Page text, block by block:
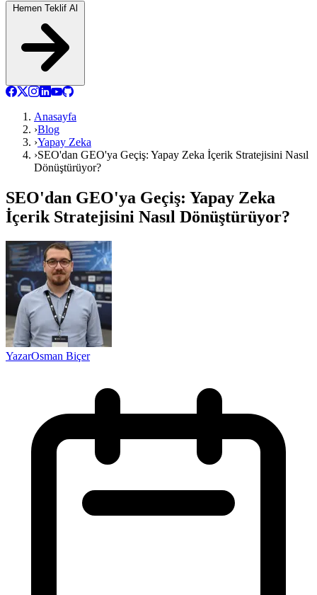
Anasayfa
›Blog
›Yapay Zeka
›SEO'dan GEO'ya Geçiş: Yapay Zeka İçerik Stratejisini Nasıl
Dönüştürüyor?
SEO'dan GEO'ya Geçiş: Yapay Zeka
İçerik Stratejisini Nasıl Dönüştürüyor?
YazarOsman Biçer